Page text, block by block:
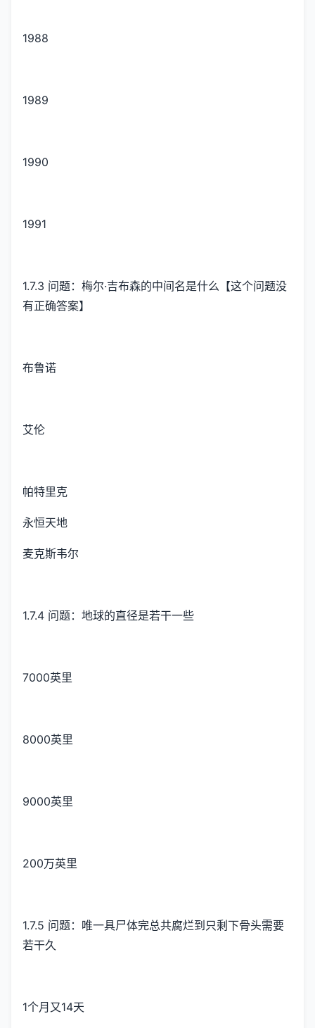
1988
1989
1990
1991
1.7.3 问题：梅尔·吉布森的中间名是什么【这个问题没
有正确答案】
布鲁诺
艾伦
帕特里克
永恒天地
麦克斯韦尔
1.7.4 问题：地球的直径是若干一些
7000英里
8000英里
9000英里
200万英里
1.7.5 问题：唯一具尸体完总共腐烂到只剩下骨头需要
若干久
1个月又14天